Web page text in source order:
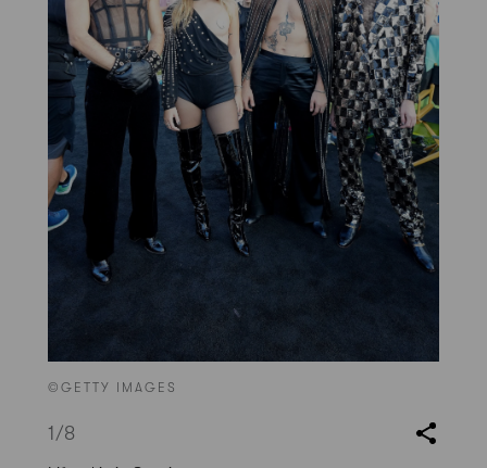
©GETTY IMAGES
1/8